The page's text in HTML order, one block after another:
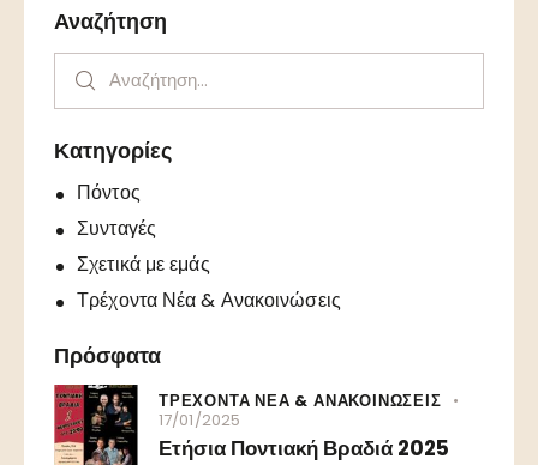
Αναζήτηση
Κατηγορίες
Πόντος
Συνταγές
Σχετικά με εμάς
Τρέχοντα Νέα & Ανακοινώσεις
Πρόσφατα
ΤΡΕΧΟΝΤΑ ΝΕΑ & ΑΝΑΚΟΙΝΩΣΕΙΣ
17/01/2025
Ετήσια Ποντιακή Βραδιά 2025